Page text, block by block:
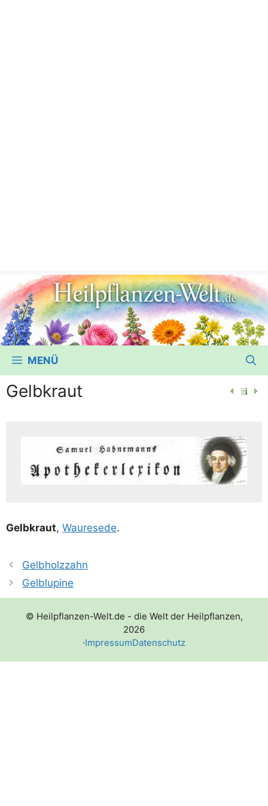
MENÜ
Gelbkraut
Gelb­kraut, Wau­re­se­de.
Gelbholzzahn
Gelblupine
© Heilpflanzen-Welt.de - die Welt der Heilpflanzen,
2026
·ImpressumDatenschutz